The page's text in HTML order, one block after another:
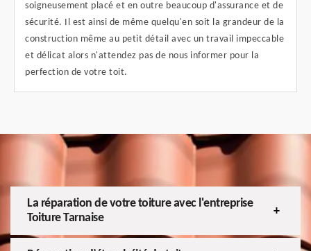
soigneusement placé et en outre beaucoup d'assurance et de
sécurité. Il est ainsi de même quelqu'en soit la grandeur de la
construction même au petit détail avec un travail impeccable
et délicat alors n'attendez pas de nous informer pour la
perfection de votre toit.
La réparation de votre toiture avec l'entreprise
Toiture Tarnaise